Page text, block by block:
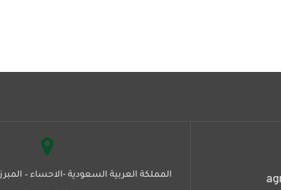
المملكة العربية السعودية -الاحساء –